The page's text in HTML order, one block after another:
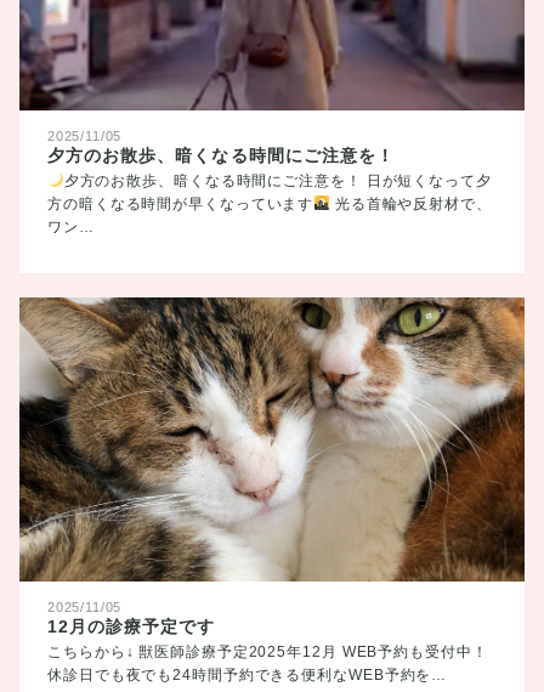
2025/11/05
夕方のお散歩、暗くなる時間にご注意を！
夕方のお散歩、暗くなる時間にご注意を！ 日が短くなって夕
方の暗くなる時間が早くなっています
光る首輪や反射材で、
ワン…
2025/11/05
12月の診療予定です
こちらから↓ 獣医師診療予定2025年12月 WEB予約も受付中！
休診日でも夜でも24時間予約できる便利なWEB予約を…